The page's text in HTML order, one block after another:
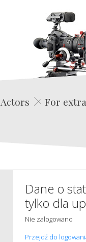
Actors For
Dane o
tylko dla
Nie zalogowano
Przejdź do